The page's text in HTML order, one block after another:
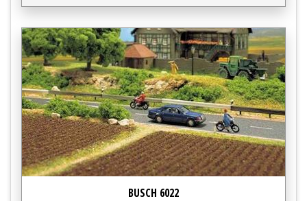
BUSCH 6022